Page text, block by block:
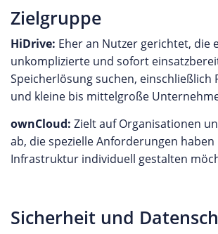
Zielgruppe
HiDrive: Eher an Nutzer gerichtet, die
unkomplizierte und sofort
Speicherlösung suchen, einschließlich
und kleine bis mittelgroße
ownCloud: Zielt auf Organisationen
ab, die spezielle Anforderungen
Infrastruktur individuell gestalten
Sicherheit und